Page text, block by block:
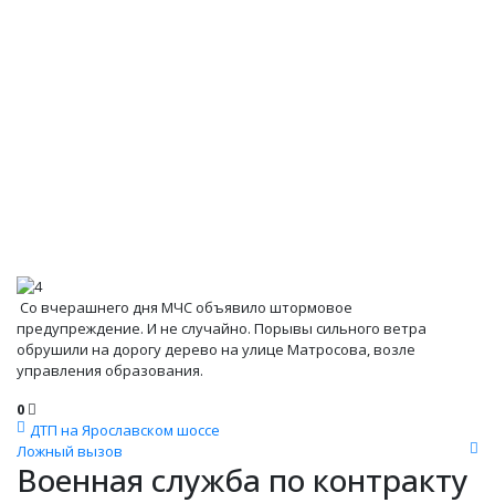
Со вчерашнего дня МЧС объявило штормовое
предупреждение. И не случайно. Порывы сильного ветра
обрушили на дорогу дерево на улице Матросова, возле
управления образования.
0
ДТП на Ярославском шоссе
Ложный вызов
Военная служба по контракту